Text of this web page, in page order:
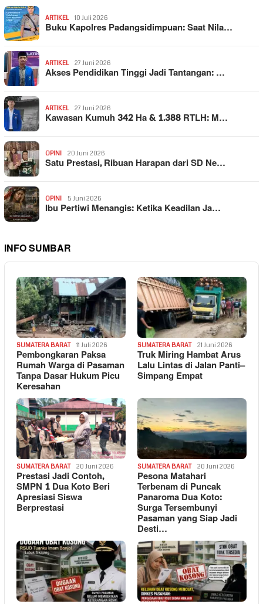
ARTIKEL 10 Juli 2026
Buku Kapolres Padangsidimpuan: Saat Nila…
ARTIKEL 27 Juni 2026
Akses Pendidikan Tinggi Jadi Tantangan: …
ARTIKEL 27 Juni 2026
Kawasan Kumuh 342 Ha & 1.388 RTLH: M…
OPINI 20 Juni 2026
Satu Prestasi, Ribuan Harapan dari SD Ne…
OPINI 5 Juni 2026
Ibu Pertiwi Menangis: Ketika Keadilan Ja…
INFO SUMBAR
SUMATERA BARAT 11 Juli 2026
Pembongkaran Paksa
Rumah Warga di Pasaman
Tanpa Dasar Hukum Picu
Keresahan
SUMATERA BARAT 21 Juni 2026
Truk Miring Hambat Arus
Lalu Lintas di Jalan Panti–
Simpang Empat
SUMATERA BARAT 20 Juni 2026
Prestasi Jadi Contoh,
SMPN 1 Dua Koto Beri
Apresiasi Siswa
Berprestasi
SUMATERA BARAT 20 Juni 2026
Pesona Matahari
Terbenam di Puncak
Panaroma Dua Koto:
Surga Tersembunyi
Pasaman yang Siap Jadi
Desti…